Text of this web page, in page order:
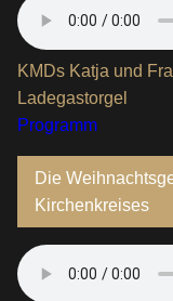
KMDs Katja und
Ladegastorgel
Programm
Die